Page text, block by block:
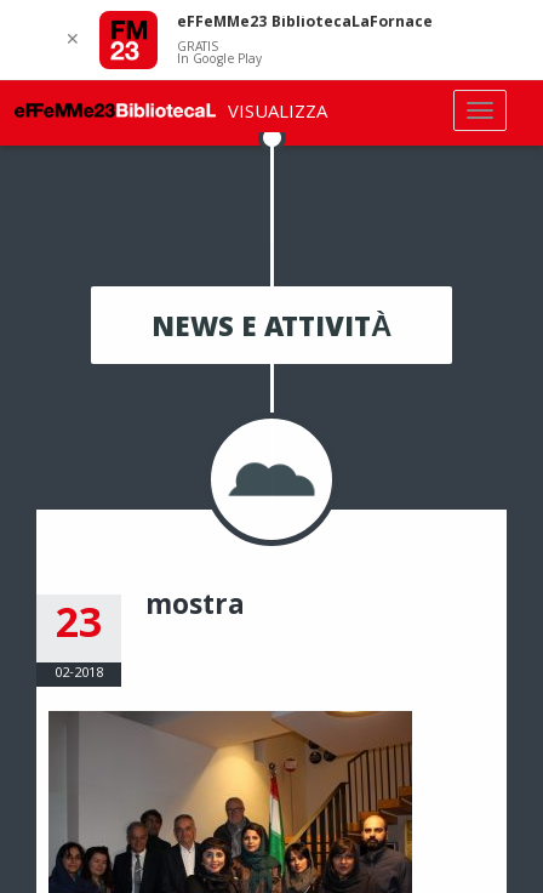
NEWS E ATTIVITÀ
23
02-2018
mostra
✕
eFFeMMe23 BibliotecaLaFornace
GRATIS
In Google Play
VISUALIZZA